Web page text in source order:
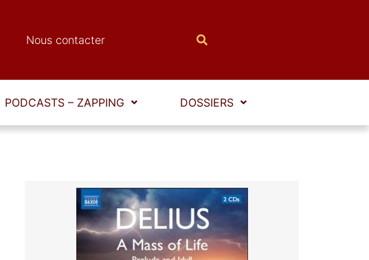
Nous contacter
PODCASTS – ZAPPING DOSSIERS